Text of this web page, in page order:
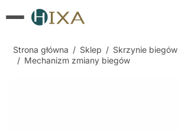
Strona główna / Sklep / Skrzynie biegów
/ Mechanizm zmiany biegów